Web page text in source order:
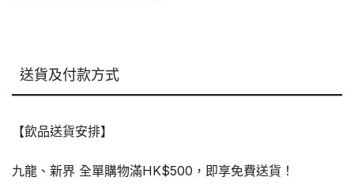
送貨及付款方式
【飲品送貨安排】
九龍、新界 全單購物滿HK$500，即享免費送貨！